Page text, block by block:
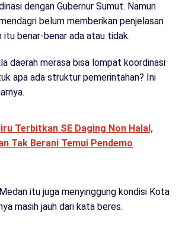
dengan Gubernur Sumut. Namun
belum memberikan penjelasan
itu benar-benar ada atau tidak.
daerah merasa bisa lompat koordinasi
apa ada struktur pemerintahan? Ini
Terbitkan SE Daging Non Halal,
Tak Berani Temui Pendemo
itu juga menyinggung kondisi Kota
masih jauh dari kata beres.